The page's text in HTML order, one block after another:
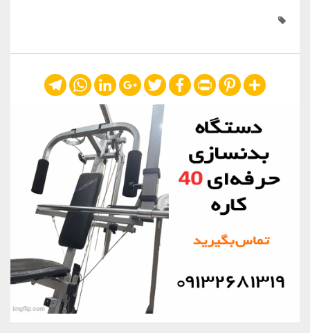
Share
Pinterest
Print
Facebook
Twitter
Google+
LinkedIn
WhatsApp
Telegram